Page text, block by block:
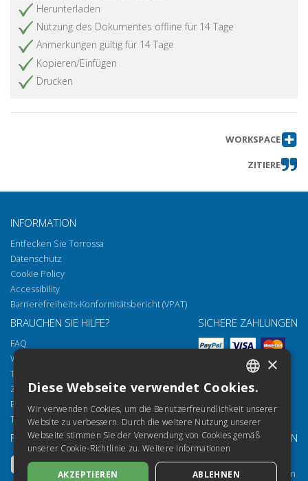
Herunterladen
Nutzung des Dokumentes offline für 14 Tage
Anmerkungen gültig für 14 Tage
Kopieren/Einfügen
Drucken
WORKSPACE
ZITIERE
INFORMATION
Entfecken Sie Torrossa
Datenschutz
Cookie Policy
Accessibility
Barrierefreiheits-Konformitätsbericht (VPAT)
BRAUCHEN SIE HILFE?
FAQ
Wie öffnen Sie unsere Dokumente
Torrossa Reader
Zugriffsmöglichkeiten
Email:helpdesk@torrossa.com
Tel: +39 055 5018800
SICHERE ZAHLUNGEN
FOLGEN SIE UNS UNSERE RESSOURCEN
Torrossa für Institutionen
ITALIAN
SPANISH
FRENCH
ENGLISH
×
Diese Webseite verwendet Cookies.
Wir verwenden Cookies, um die Benutzerfreundlichkeit unserer
Website zu verbessern. Durch die weitere Nutzung unserer
Webseite stimmen Sie der Verwendung von Cookies gemäß
unserer Cookie-Richtlinie zu. Weitere Informationen
AKZEPTIEREN ABLEHNEN